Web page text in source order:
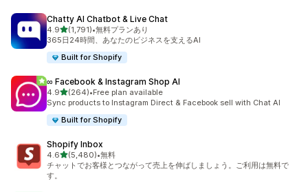
Chatty AI Chatbot & Live Chat
4.95つ星中
(1,791)
合計レビュー数：1791件
•無料プランあり
365日24時間、あなたのビジネスを支えるAI
Built for Shopify
∞ Facebook & Instagram Shop AI
4.95つ星中
(264)
合計レビュー数：264件
•Free plan available
Sync products to Instagram Direct & Facebook sell with Chat AI
Built for Shopify
Shopify Inbox
4.65つ星中
(5,480)
合計レビュー数：5480件
•無料
チャットでお客様とつながって売上を伸ばしましょう。ご利用は無料で
す。